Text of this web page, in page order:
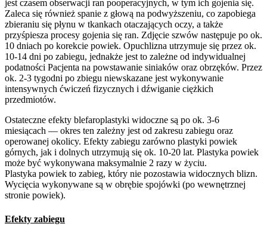
jest czasem obserwacji ran pooperacyjnych, w tym ich gojenia się.
Zaleca się również spanie z głową na podwyższeniu, co zapobiega
zbieraniu się płynu w tkankach otaczających oczy, a także
przyśpiesza procesy gojenia się ran. Zdjęcie szwów następuje po ok.
10 dniach po korekcie powiek. Opuchlizna utrzymuje się przez ok.
10-14 dni po zabiegu, jednakże jest to zależne od indywidualnej
podatności Pacjenta na powstawanie siniaków oraz obrzęków. Przez
ok. 2-3 tygodni po zbiegu niewskazane jest wykonywanie
intensywnych ćwiczeń fizycznych i dźwiganie ciężkich
przedmiotów.
Ostateczne efekty blefaroplastyki widoczne są po ok. 3-6
miesiącach — okres ten zależny jest od zakresu zabiegu oraz
operowanej okolicy. Efekty zabiegu zarówno plastyki powiek
górnych, jak i dolnych utrzymują się ok. 10-20 lat. Plastyka powiek
może być wykonywana maksymalnie 2 razy w życiu.
Plastyka powiek to zabieg, który nie pozostawia widocznych blizn.
Wycięcia wykonywane są w obrębie spojówki (po wewnętrznej
stronie powiek).
Efekty zabiegu